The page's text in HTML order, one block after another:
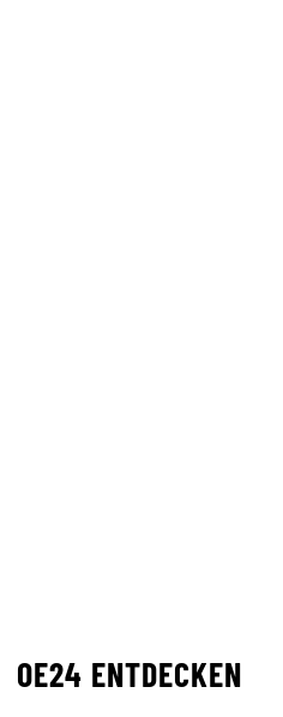
OE24 ENTDECKEN